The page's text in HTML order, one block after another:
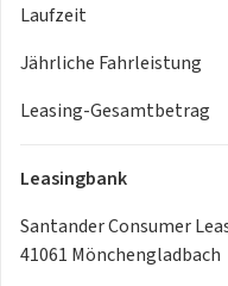
- Kopfairbagsystem
- Seitenairbags vorn
- Antriebsschlupfregelung
- Fahrprofilauswahl
- Gurtanlegekontrolle
- Gurtkraftbegrenzer
- Kindersicherung
Laufzeit
Jährliche Fahrleistung
Leasing-Gesamtbetrag
Leasingbank
Santander Consumer
41061 Mönchengladbach